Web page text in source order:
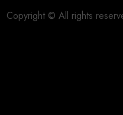
Copyright © All rights